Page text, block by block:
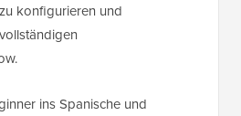
konfigurieren und
ins Spanische und